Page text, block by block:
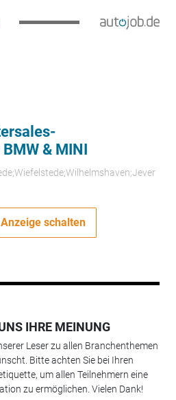
& MINI
Anzeige schalten
IHRE MEINUNG
Leser zu allen Branchenthemen
Bitte achten Sie bei Ihren
um allen Teilnehmern eine
zu ermöglichen. Vielen Dank!